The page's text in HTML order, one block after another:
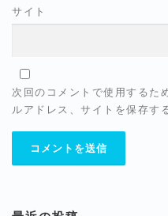
サイト
次回のコメントで使用するた
ルアドレス、サイトを保存す